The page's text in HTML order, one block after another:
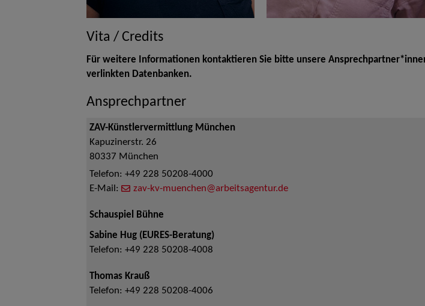
Vita / Credits
Für weitere Informationen kontaktieren Sie bitte unsere
verlinkten Datenbanken.
Ansprechpartner
ZAV-Künstlervermittlung München
Kapuzinerstr. 26
80337 München
Telefon: +49 228 50208-4000
E-Mail:
zav-kv-muenchen@arbeitsagentur.de
Schauspiel Bühne
Sabine Hug (EURES-Beratung)
Telefon: +49 228 50208-4008
Thomas Krauß
Telefon: +49 228 50208-4006